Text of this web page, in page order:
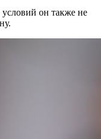
он также не